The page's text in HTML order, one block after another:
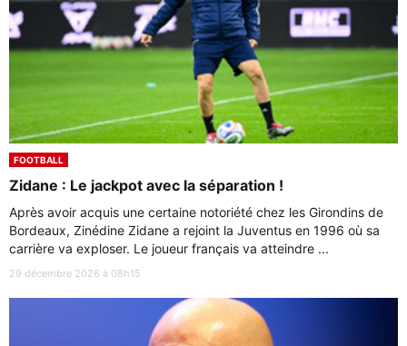
FOOTBALL
Zidane : Le jackpot avec la séparation !
Après avoir acquis une certaine notoriété chez les Girondins de
Bordeaux, Zinédine Zidane a rejoint la Juventus en 1996 où sa
carrière va exploser. Le joueur français va atteindre ...
29 décembre 2026 à 08h15